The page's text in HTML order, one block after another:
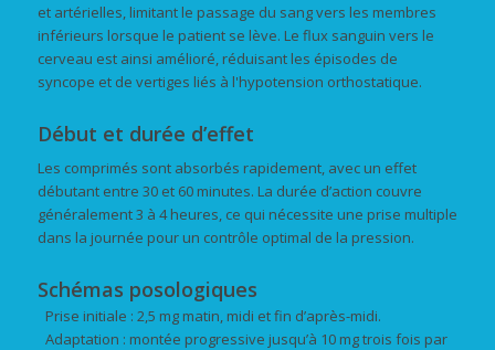
et artérielles, limitant le passage du sang vers les membres
inférieurs lorsque le patient se lève. Le flux sanguin vers le
cerveau est ainsi amélioré, réduisant les épisodes de
syncope et de vertiges liés à l'hypotension orthostatique.
Début et durée d’effet
Les comprimés sont absorbés rapidement, avec un effet
débutant entre 30 et 60 minutes. La durée d’action couvre
généralement 3 à 4 heures, ce qui nécessite une prise multiple
dans la journée pour un contrôle optimal de la pression.
Schémas posologiques
Prise initiale : 2,5 mg matin, midi et fin d’après-midi.
Adaptation : montée progressive jusqu’à 10 mg trois fois par